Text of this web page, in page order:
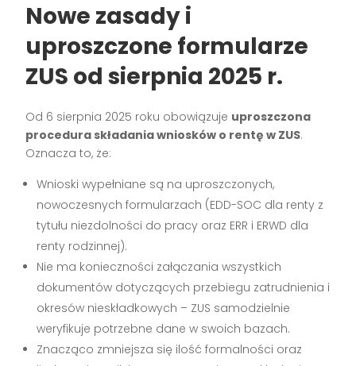
Nowe zasady i
uproszczone formularze
ZUS od sierpnia 2025 r.
Od 6 sierpnia 2025 roku obowiązuje uproszczona
procedura składania wniosków o rentę w ZUS.
Oznacza to, że:
Wnioski wypełniane są na uproszczonych,
nowoczesnych formularzach (EDD-SOC dla renty z
tytułu niezdolności do pracy oraz ERR i ERWD dla
renty rodzinnej).
Nie ma konieczności załączania wszystkich
dokumentów dotyczących przebiegu zatrudnienia i
okresów nieskładkowych – ZUS samodzielnie
weryfikuje potrzebne dane w swoich bazach.
Znacząco zmniejsza się ilość formalności oraz